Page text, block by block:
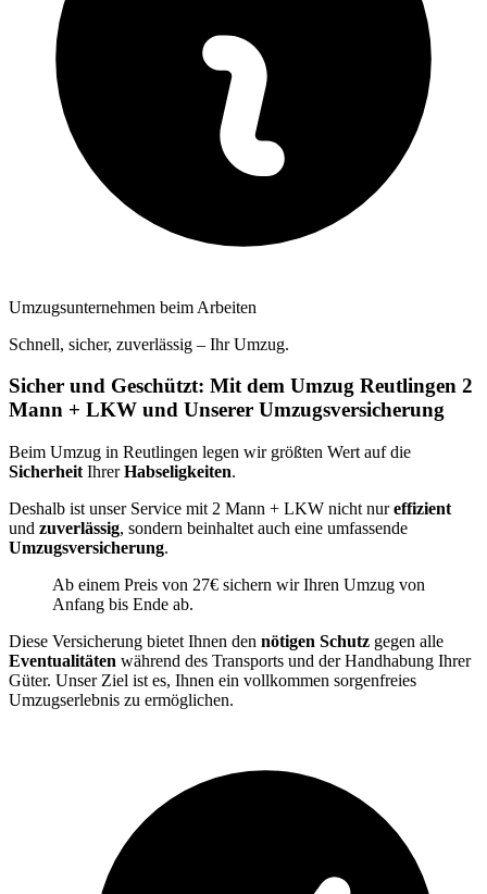
Umzugsunternehmen beim Arbeiten
Schnell, sicher, zuverlässig – Ihr Umzug.
Sicher und Geschützt: Mit dem Umzug Reutlingen 2
Mann + LKW und Unserer Umzugsversicherung
Beim Umzug in Reutlingen legen wir größten Wert auf die
Sicherheit IhrerHabseligkeiten.
Deshalb ist unser Service mit 2 Mann + LKW nicht nureffizient
und zuverlässig, sondern beinhaltet auch eine umfassende
Umzugsversicherung.
Ab einem Preis von 27€ sichern wir Ihren Umzug von
Anfang bis Ende ab.
Diese Versicherung bietet Ihnen den nötigen Schutz gegen alle
Eventualitäten während des Transports und der Handhabung Ihrer
Güter. Unser Ziel ist es, Ihnen ein vollkommen sorgenfreies
Umzugserlebnis zu ermöglichen.